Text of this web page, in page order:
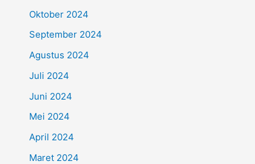
Oktober 2024
September 2024
Agustus 2024
Juli 2024
Juni 2024
Mei 2024
April 2024
Maret 2024